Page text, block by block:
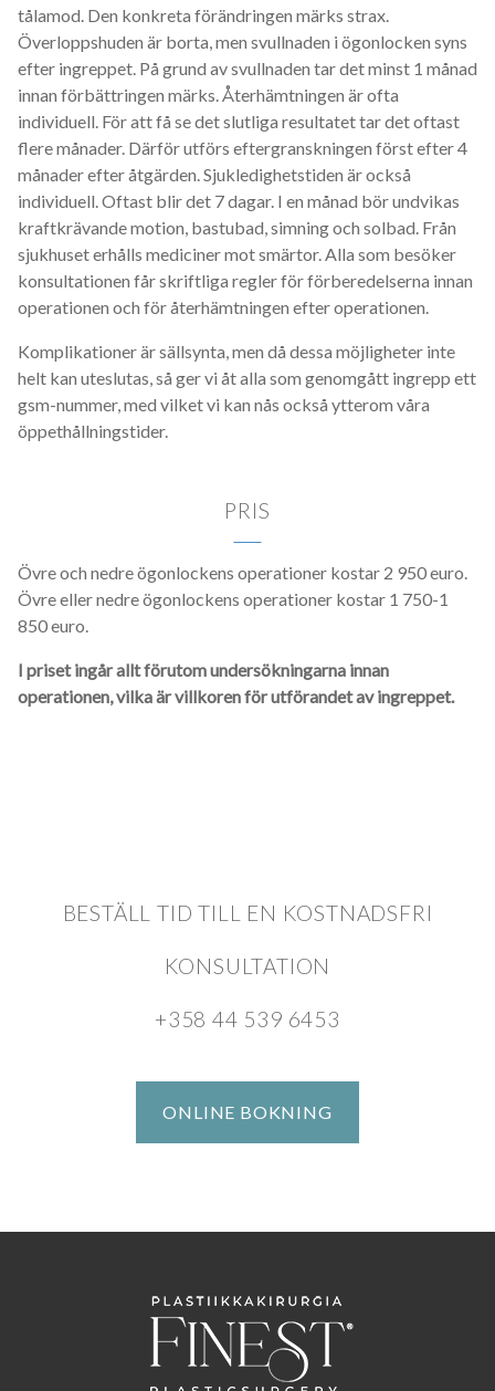
tålamod. Den konkreta förändringen märks strax.
Överloppshuden är borta, men svullnaden i ögonlocken syns
efter ingreppet. På grund av svullnaden tar det minst 1 månad
innan förbättringen märks. Återhämtningen är ofta
individuell. För att få se det slutliga resultatet tar det oftast
flere månader. Därför utförs eftergranskningen först efter 4
månader efter åtgärden. Sjukledighetstiden är också
individuell. Oftast blir det 7 dagar. I en månad bör undvikas
kraftkrävande motion, bastubad, simning och solbad. Från
sjukhuset erhålls mediciner mot smärtor. Alla som besöker
konsultationen får skriftliga regler för förberedelserna innan
operationen och för återhämtningen efter operationen.
Komplikationer är sällsynta, men då dessa möjligheter inte
helt kan uteslutas, så ger vi åt alla som genomgått ingrepp ett
gsm-nummer, med vilket vi kan nås också ytterom våra
öppethållningstider.
PRIS
Övre och nedre ögonlockens operationer kostar 2 950 euro.
Övre eller nedre ögonlockens operationer kostar 1 750-1
850 euro.
I priset ingår allt förutom undersökningarna innan
operationen, vilka är villkoren för utförandet av ingreppet.
BESTÄLL TID TILL EN KOSTNADSFRI
KONSULTATION
+358 44 539 6453
ONLINE BOKNING